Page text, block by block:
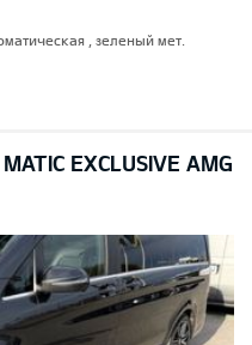
, зеленый мет.
EXCLUSIVE AMG